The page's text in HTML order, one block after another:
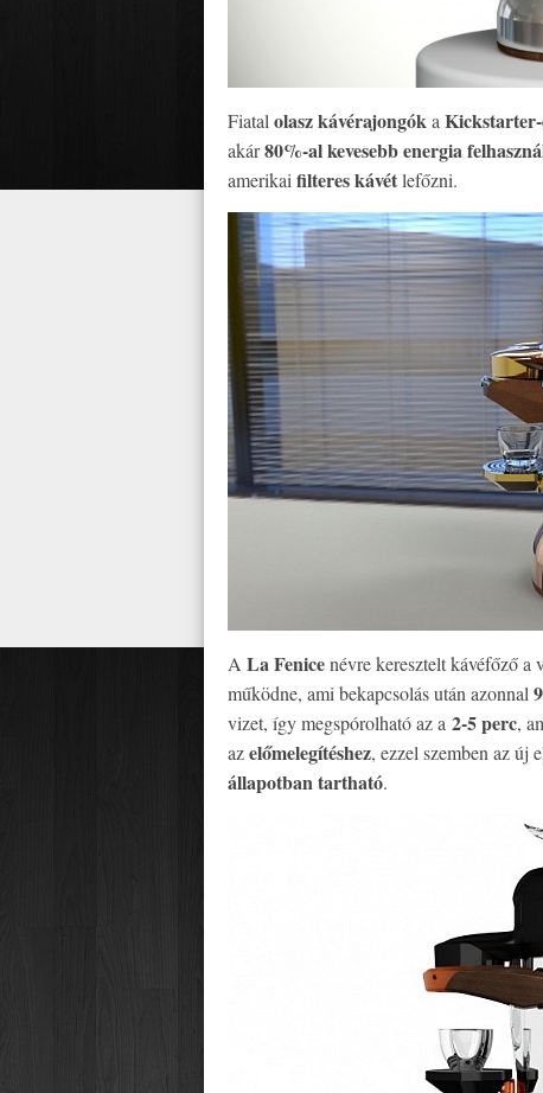
Fiatalolasz kávérajongóka
akár80%-al kevesebb energia
amerikaifilteres kávétlefőzni.
A La Fenicenévre keresztelt kávéfőző a
működne, ami bekapcsolás után azonnal
vizet, így megspórolható az a 2-5 perc,
azelőmelegítéshez, ezzel szemben az új
állapotban tartható.